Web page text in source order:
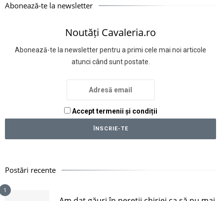
Abonează-te la newsletter
Noutăți Cavaleria.ro
Abonează-te la newsletter pentru a primi cele mai noi articole
atunci când sunt postate.
Accept termenii și condiții
Postări recente
1